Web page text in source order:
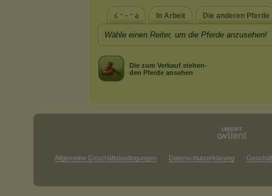
૮ ᵔ ᵕ ᵔ ა In Arbeit Die anderen Pferde
Wähle einen Reiter, um die Pferde anzusehen!
Die zum Verkauf stehen-
den Pferde ansehen
Allgemeine Geschäftsbedingungen Datenschutzerklärung